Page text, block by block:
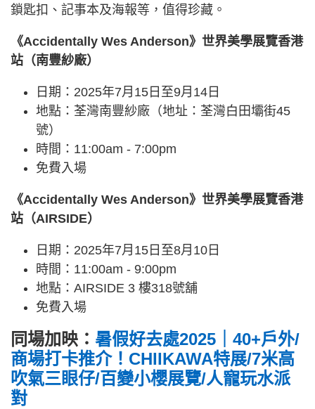
鎖匙扣、記事本及海報等，值得珍藏。
《Accidentally Wes Anderson》世界美學展覽香港
站（南豐紗廠）
日期：2025年7月15日至9月14日
地點：荃灣南豐紗廠（地址：荃灣白田壩街45
號）
時間：11:00am - 7:00pm
免費入場
《Accidentally Wes Anderson》世界美學展覽香港
站（AIRSIDE）
日期：2025年7月15日至8月10日
時間：11:00am - 9:00pm
地點：AIRSIDE 3 樓318號舖
免費入場
同場加映： 暑假好去處2025｜40+戶外/
商場打卡推介！CHIIKAWA特展/7米高
吹氣三眼仔/百變小櫻展覽/人寵玩水派
對